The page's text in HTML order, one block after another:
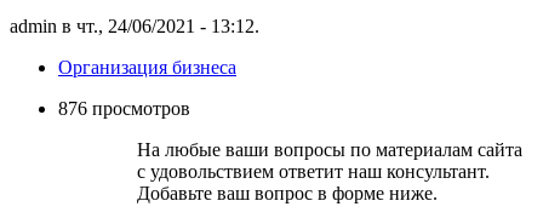
admin в чт., 24/06/2021 - 13:12.
Организация бизнеса
876 просмотров
На любые ваши вопросы по материалам сайта
с удовольствием ответит наш консультант.
Добавьте ваш вопрос в форме ниже.